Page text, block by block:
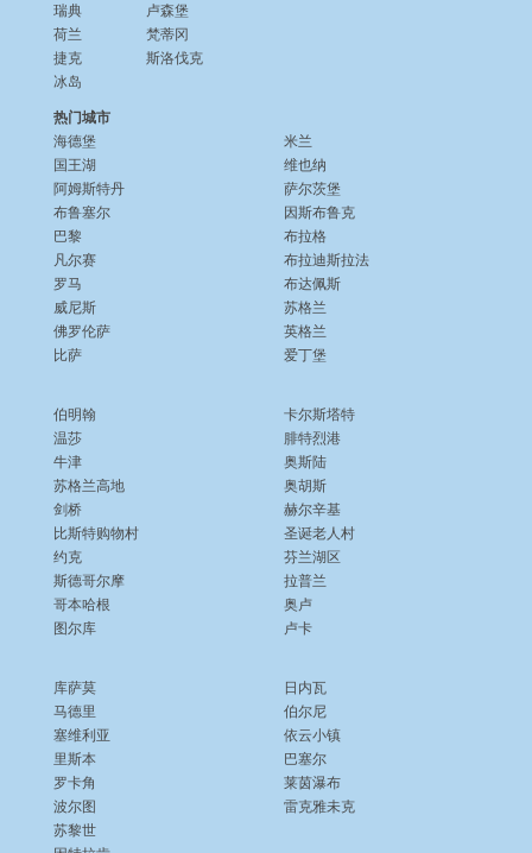
瑞典
荷兰
捷克
冰岛
卢森堡
梵蒂冈
斯洛伐克
热门城市
海德堡
国王湖
阿姆斯特丹
布鲁塞尔
巴黎
凡尔赛
罗马
威尼斯
佛罗伦萨
比萨
米兰
维也纳
萨尔茨堡
因斯布鲁克
布拉格
布拉迪斯拉法
布达佩斯
苏格兰
英格兰
爱丁堡
伯明翰
温莎
牛津
苏格兰高地
剑桥
比斯特购物村
约克
斯德哥尔摩
哥本哈根
图尔库
卡尔斯塔特
腓特烈港
奥斯陆
奥胡斯
赫尔辛基
圣诞老人村
芬兰湖区
拉普兰
奥卢
卢卡
库萨莫
马德里
塞维利亚
里斯本
罗卡角
波尔图
苏黎世
日内瓦
伯尔尼
依云小镇
巴塞尔
莱茵瀑布
雷克雅未克